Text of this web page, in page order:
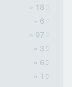
» 18
» 6
» 97
» 3
» 6
» 1